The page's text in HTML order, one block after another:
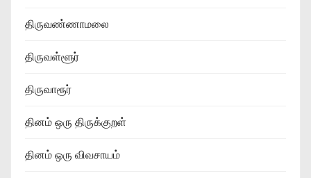
திருவண்ணாமலை
திருவள்ளூர்
திருவாரூர்
தினம் ஒரு திருக்குறள்
தினம் ஒரு விவசாயம்